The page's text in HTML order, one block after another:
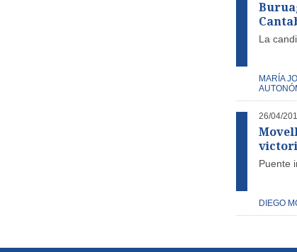
La
MARÍA
26/04/
Puente
DIEGO